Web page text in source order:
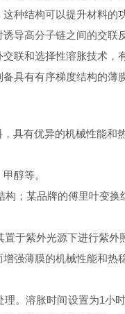
种结构可以提升材料的
导高分子链之间的交
联和选择性溶胀技术
具有有序梯度结构的薄
具有优异的机械性能和
醇等。
；某品牌的傅里叶变换
于紫外光源下进行紫
强薄膜的机械性能和热
。溶胀时间设置为1